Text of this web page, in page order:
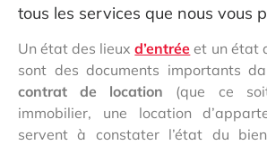
tous les services que nous vous
Un état des lieuxd’entrée et un état
sont des documents importants
contrat de location (que ce
immobilier, une location
servent à constater l’état du